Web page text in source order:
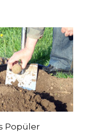
Popüler